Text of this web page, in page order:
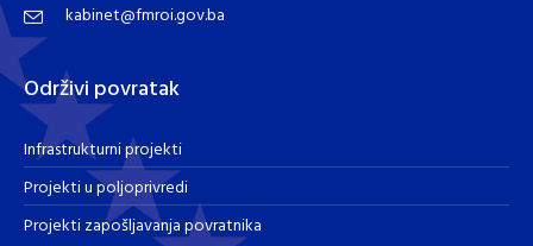
kabinet@fmroi.gov.ba
Održivi povratak
Infrastrukturni projekti
Projekti u poljoprivredi
Projekti zapošljavanja povratnika